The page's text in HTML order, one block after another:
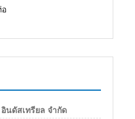
อ
นดัสเทรียล จำกัด